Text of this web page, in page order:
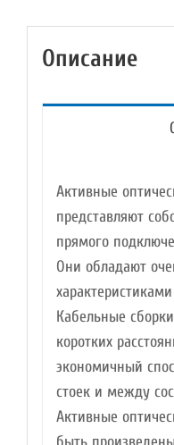
SFP28
,
м
Описание
Активные
представляют
прямого
Они обладают
Кабельные
коротких
экономичный
стоек и между
Активные